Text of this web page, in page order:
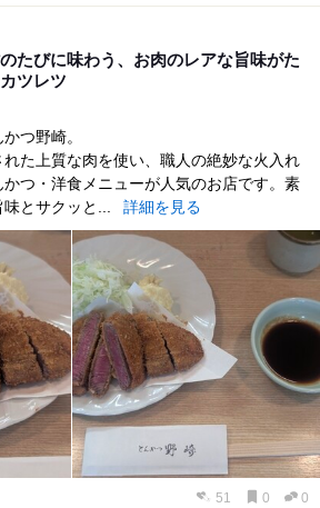
たびに味わう、お肉のレアな旨味がた
ツレツ
つ野崎。
た上質な肉を使い、職人の絶妙な火入れ
つ・洋食メニューが人気のお店です。素
とサクッと...
詳細を見る
51 0 0